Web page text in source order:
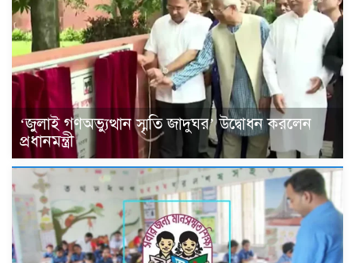
‘জুলাই গণঅভ্যুত্থান স্মৃতি জাদুঘর’ উদ্বোধন করলেন
প্রধানমন্ত্রী